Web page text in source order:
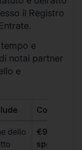
il Registro
e
notai partner
e
Costo
dello
€99 + IVA
spese